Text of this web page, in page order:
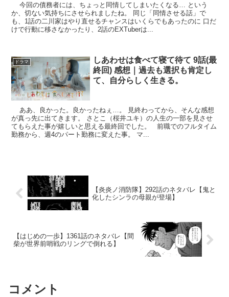
今回の債務者には、ちょっと同情してしまいたくなる… という
か、切ない気持ちにさせられましたね。 同じ「同情させる話」で
も、1話の二川家はやり直せるチャンスはいくらでもあったのに 口だ
けで行動に移さなかったり、2話のEXTuberは...
ドラマ
しあわせは食べて寝て待て 9話(最
終回) 感想｜過去も選択も肯定し
て、自分らしく生きる。
ああ、良かった。良かったねぇ…。 見終わってから、そんな感想
が真っ先に出てきます。 さとこ（桜井ユキ）の人生の一部を見させ
てもらえた事が嬉しいと思える最終回でした。 前職でのフルタイム
勤務から、週4のパート勤務に変えた事。 マ...
【炎炎ノ消防隊】292話のネタバレ【鬼と
化したシンラの母親が登場】
【はじめの一歩】1361話のネタバレ【間
柴が世界前哨戦のリングで倒れる】
コメント